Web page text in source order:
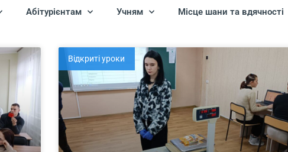
Абітурієнтам Учням Місце шани та вдячності
Відкриті уроки